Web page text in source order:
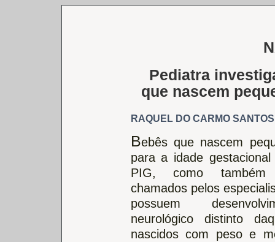
Pediatra
que nascem
RAQUEL DO CARMO SANTOS
Bebês que nascem
para a idade
PIG, como também
chamados pelos
possuem
neurológico distinto
nascidos com peso e